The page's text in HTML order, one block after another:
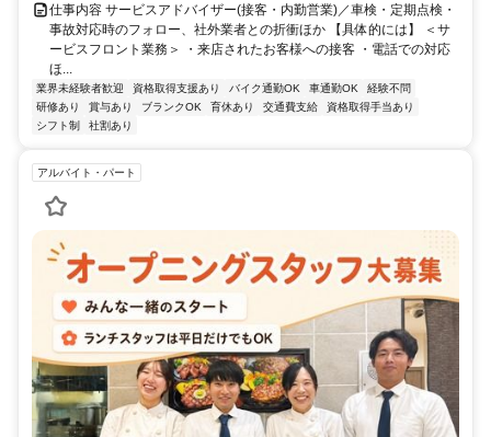
仕事内容 サービスアドバイザー(接客・内勤営業)／車検・定期点検・
事故対応時のフォロー、社外業者との折衝ほか 【具体的には】 ＜サ
ービスフロント業務＞ ・来店されたお客様への接客 ・電話での対応
ほ...
業界未経験者歓迎 資格取得支援あり バイク通勤OK 車通勤OK
経験不問
研修あり
賞与あり ブランクOK 育休あり 交通費支給
資格取得手当あり
シフト制
社割あり
アルバイト・パート